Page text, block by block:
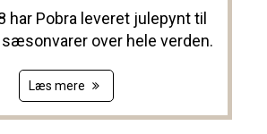
har Pobra leveret julepynt til
over hele verden.
Læs mere